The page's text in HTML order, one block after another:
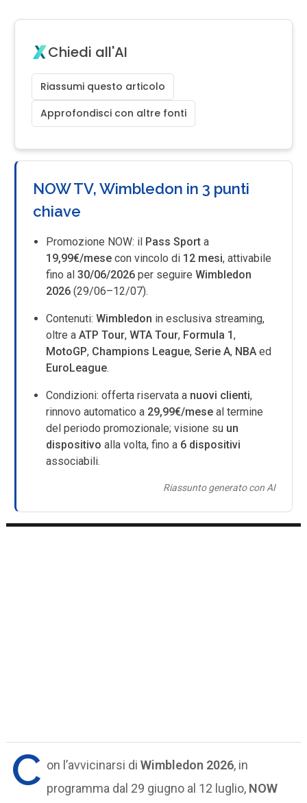
Chiedi all'AI
Riassumi questo articolo
Approfondisci con altre fonti
NOW TV, Wimbledon in 3 punti
chiave
Promozione NOW: il Pass Sport a
19,99€/mese con vincolo di 12 mesi, attivabile
fino al30/06/2026 per seguireWimbledon
2026 (29/06–12/07).
Contenuti:Wimbledon in esclusiva streaming,
oltre aATP Tour,WTA Tour, Formula 1,
MotoGP, Champions League,Serie A, NBA ed
EuroLeague.
Condizioni: offerta riservata a nuovi clienti,
rinnovo automatico a 29,99€/mese al termine
del periodo promozionale; visione su un
dispositivo alla volta, fino a 6 dispositivi
associabili.
Riassunto generato con AI
C on l’avvicinarsi diWimbledon 2026, in
programma dal 29 giugno al 12 luglio, NOW